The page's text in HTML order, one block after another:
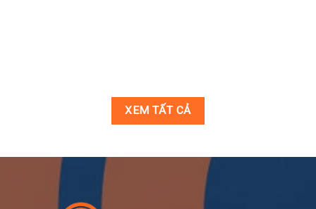
XEM TẤT CẢ